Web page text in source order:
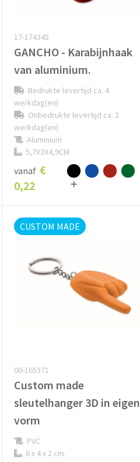
17-174345
GANCHO - Karabijnhaak
van aluminium.
Bedrukte levertijd ca. 4
werkdag(en)
Onbedrukte levertijd ca. 2
werkdag(en)
Aluminium
5,7X3X4,9CM
vanaf €
0,22
CUSTOM MADE
00-165371
Custom made
sleutelhanger 3D in eigen
vorm
PVC
6 x 4 x 2 cm.